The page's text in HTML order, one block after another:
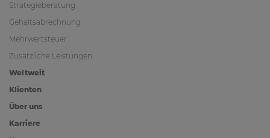
Strategieberatung
Gehaltsabrechnung
Mehrwertsteuer
Zusätzliche Leistungen
Weltweit
Klienten
Über uns
Karriere